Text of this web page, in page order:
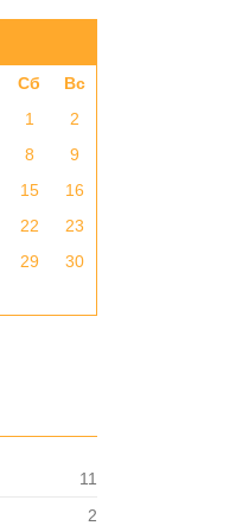
Сб
Вс
1
2
8
9
15
16
22
23
29
30
11
2